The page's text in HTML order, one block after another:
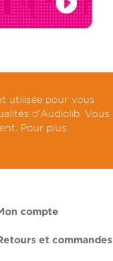
utilisée pour vous
d'Audiolib. Vous
Pour plus
compte
et commandes